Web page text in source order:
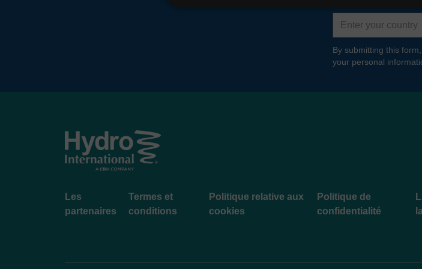
Country
By submitting this
your personal
Footer
menu
Les
partenaires
Termes et
conditions
Politique relative aux
cookies
Politique de
confidentialité